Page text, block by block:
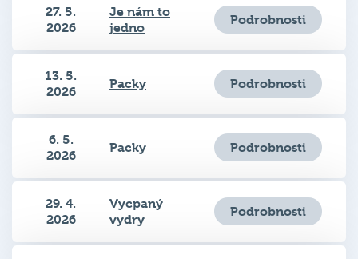
27. 5.
2026
Je nám to
jedno
Podrobnosti
13. 5.
2026
Packy Podrobnosti
6. 5.
2026
Packy Podrobnosti
29. 4.
2026
Vycpaný
vydry
Podrobnosti